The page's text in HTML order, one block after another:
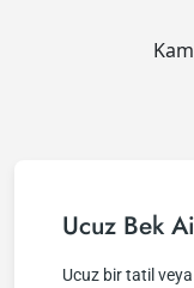
Ucuz Bek
Ucuz bir tatil